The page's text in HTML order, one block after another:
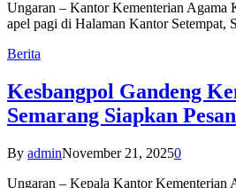
Ungaran – Kantor Kementerian Agama
apel pagi di Halaman Kantor Setempat,
Berita
Kesbangpol Gandeng
Semarang Siapkan
By adminNovember 21, 20250
Ungaran – Kepala Kantor Kementerian